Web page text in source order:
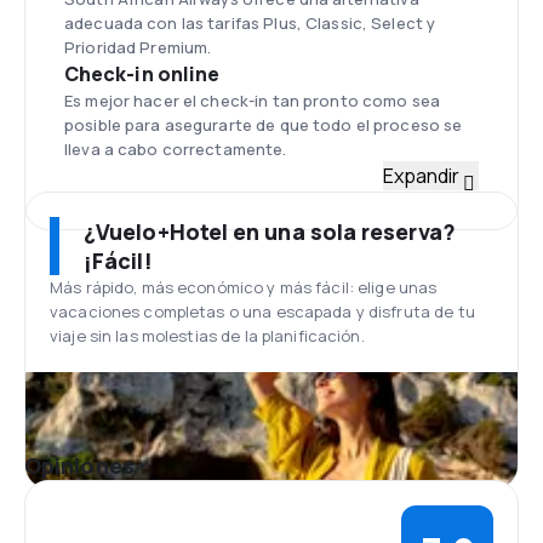
adecuada con las tarifas Plus, Classic, Select y
Prioridad Premium.
Check-in online
Es mejor hacer el check-in tan pronto como sea
posible para asegurarte de que todo el proceso se
lleva a cabo correctamente.
aviones incluyendo Boeing 737-800 y Airbus A340-
600 , A340-200 , A340-300E , A319-100. En la cola de
cada máquina se encuentran los colores de la
bandera de la República de Sudafrica.
Aeropuerto de Johannesburgo
El aeropuerto de Johannesburgo es conocido bajo
dos nombres: Aeropuerto Internacional de
Johannesburgo o Aeropuerto Internacional Tambo.
Tiene seis terminales y es el aeropuerto más grande
en el número de pasajeros situado a 22 km al
noreste del centro de Johannesburgo .
Expandir
¿Vuelo+Hotel en una sola reserva?
¡Fácil!
Más rápido, más económico y más fácil: elige unas
vacaciones completas o una escapada y disfruta de tu
viaje sin las molestias de la planificación.
Opiniones